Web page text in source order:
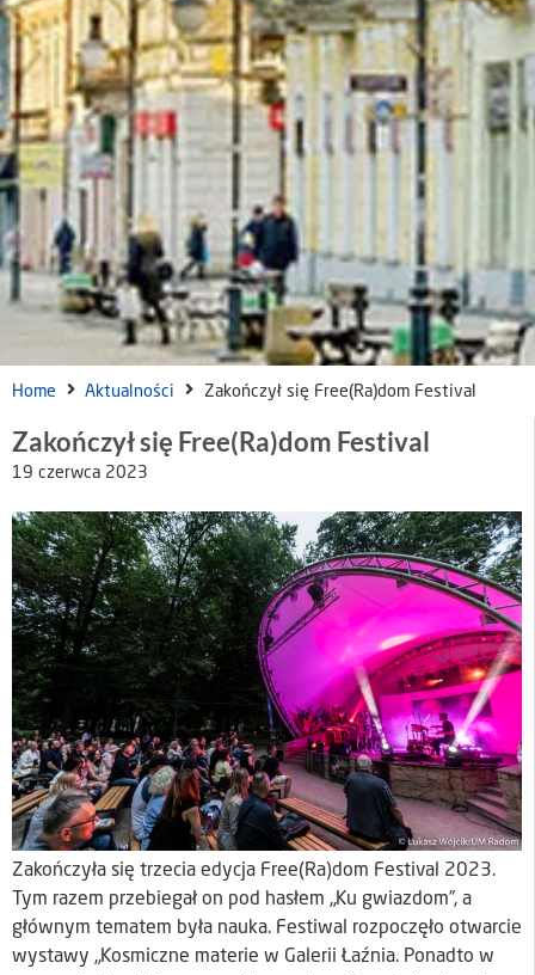
Home Aktualności Zakończył się Free(Ra)dom Festival
Zakończył się Free(Ra)dom Festival
19 czerwca 2023
Zakończyła się trzecia edycja Free(Ra)dom Festival 2023.
Tym razem przebiegał on pod hasłem „Ku gwiazdom”, a
głównym tematem była nauka. Festiwal rozpoczęło otwarcie
wystawy „Kosmiczne materie w Galerii Łaźnia. Ponadto w